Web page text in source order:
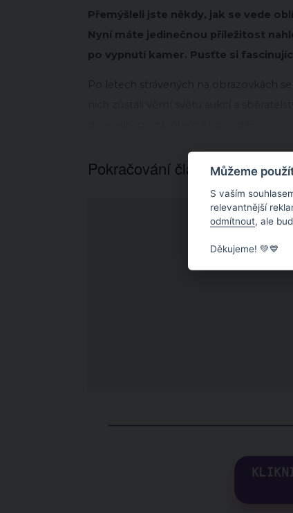
Přemýšleli jste někdy, jak se vede
Nyní máte jedinečnou příležitost
po vypnutí kamer. Pusťte si
Po letech strávených na obrazovkách
Pokračování článku níže...
Můžeme
S vaším
relevantnější
odmítnout, ale
Děkujeme! 💚💙